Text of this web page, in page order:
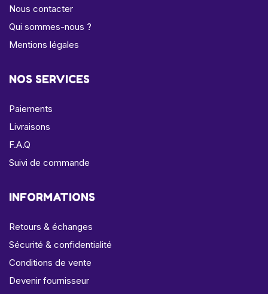
Nous contacter
Qui sommes-nous ?
Mentions légales
NOS SERVICES
Paiements
Livraisons
F.A.Q
Suivi de commande
INFORMATIONS
Retours & échanges
Sécurité & confidentialité
Conditions de vente
Devenir fournisseur